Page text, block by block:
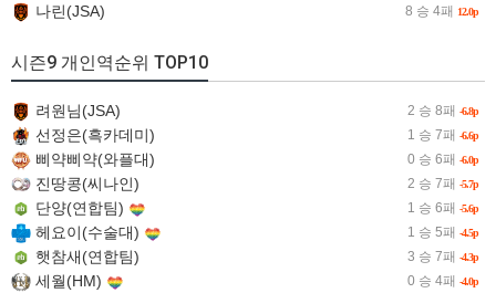
8 승 4패 12.0p
나린(JSA)
시즌9 개인역순위 TOP10
2 승 8패 -6.8p
려원님(JSA)
1 승 7패 -6.6p
선정은(흑카데미)
0 승 6패 -6.0p
삐약삐약(와플대)
2 승 7패 -5.7p
진땅콩(씨나인)
1 승 6패 -5.6p
단양(연합팀)
1 승 5패 -4.5p
헤요이(수술대)
3 승 7패 -4.3p
햇참새(연합팀)
0 승 4패 -4.0p
세월(HM)